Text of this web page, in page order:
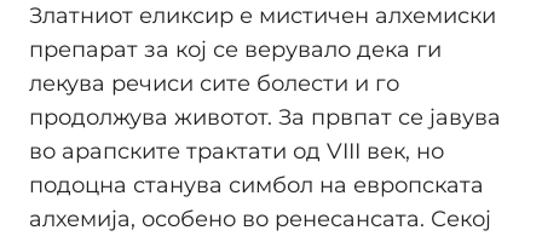
Златниот еликсир е мистичен алхемиски
препарат за кој се верувало дека ги
лекува речиси сите болести и го
продолжува животот. За првпат се јавува
во арапските трактати од VIII век, но
подоцна станува симбол на европската
алхемија, особено во ренесансата. Секој